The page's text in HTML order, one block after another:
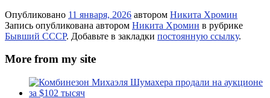
Опубликовано 11 января, 2026 автором Никита Хромин
Запись опубликована автором Никита Хромин в рубрике
Бывший СССР. Добавьте в закладки постоянную ссылку.
More from my site